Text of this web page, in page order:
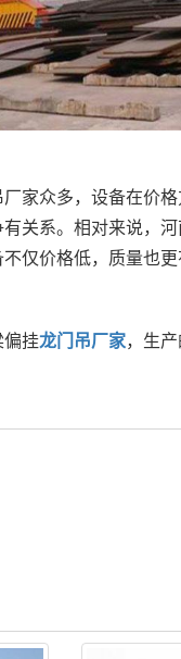
众多，设备在价格
关系。相对来说，
仅价格低，质量也
挂龙门吊厂家，生